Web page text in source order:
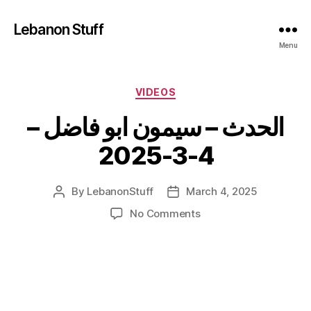
Lebanon Stuff
Menu
Categories
VIDEOS
الحدث – سيمون ابو فاضل –
4-3-2025
Post
By LebanonStuff
PostMarch 4, 2025
No Commentson